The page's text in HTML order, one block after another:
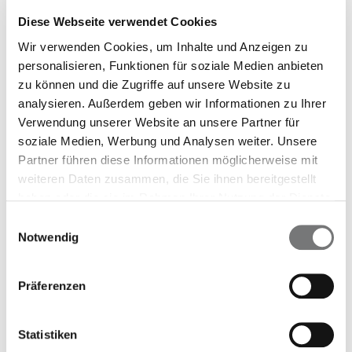
Diese Webseite verwendet Cookies
Wir verwenden Cookies, um Inhalte und Anzeigen zu
personalisieren, Funktionen für soziale Medien anbieten
zu können und die Zugriffe auf unsere Website zu
analysieren. Außerdem geben wir Informationen zu Ihrer
Verwendung unserer Website an unsere Partner für
soziale Medien, Werbung und Analysen weiter. Unsere
Partner führen diese Informationen möglicherweise mit
weiteren Daten zusammen, die Sie ihnen bereitgestellt
Notwendig
Präferenzen
Statistiken
Gemeinsam stark für deine Gesundheit
Bei Kompass bist du nicht allein. Die
Beraterinnen und Berater der IVP stehen dir
von Anfang an zur Seite. Sie sind sehr erfahren
darin, das für dich passende
Unterstützungsangebot zu finden. Dies kann
sowohl therapeutische Gespräche oder
umfassen. Die Hilfen erhältst du abgestimmt
Telefon oder über Video.
Gemeinsam sorgen wir dafür, dass es dir bald
wieder besser geht!